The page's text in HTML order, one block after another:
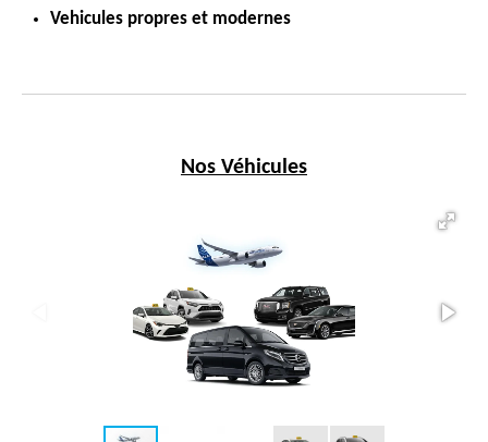
Vehicules propres et modernes
Nos Véhicules